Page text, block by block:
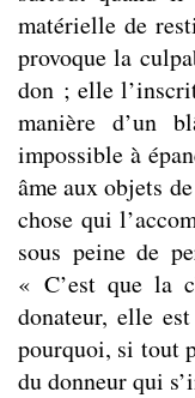
matérielle de
provoque la
don ; elle
manière d’un
impossible à
âme aux objets
chose qui
sous peine de
« C’est que la
donateur, elle
pourquoi, si tout
du donneur qui